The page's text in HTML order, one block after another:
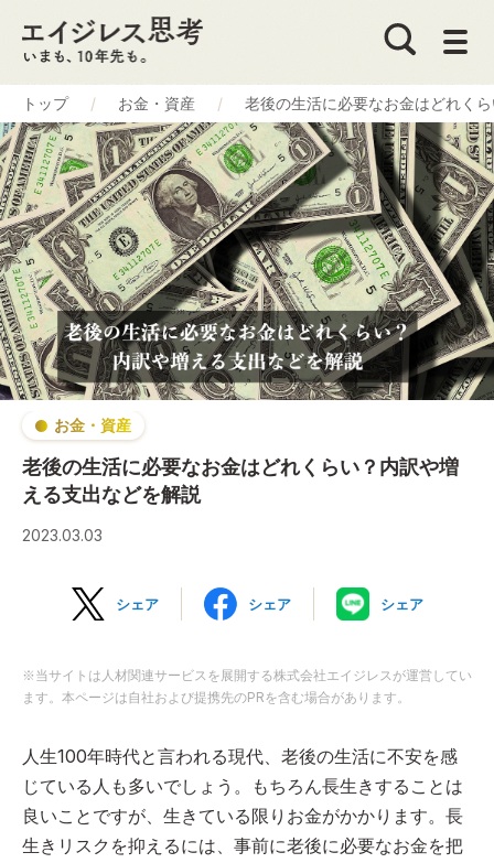
トップ お金・資産 老後の生活に必要なお金はどれく
お金・資産
老後の生活に必要なお金はどれくらい？内訳や増
える支出などを解説
2023.03.03
シェア シェア シェア
※当サイトは人材関連サービスを展開する株式会社エイジレスが運営してい
ます。本ページは自社および提携先のPRを含む場合があります。
人生100年時代と言われる現代、老後の生活に不安を感
じている人も多いでしょう。もちろん長生きすることは
良いことですが、生きている限りお金がかかります。長
生きリスクを抑えるには、事前に老後に必要なお金を把